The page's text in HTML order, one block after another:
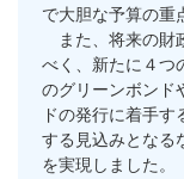
で大胆な予算の重
また、将来の財
べく、新たに４つ
のグリーンボンド
ドの発行に着手
する見込みとなる
を実現しました。